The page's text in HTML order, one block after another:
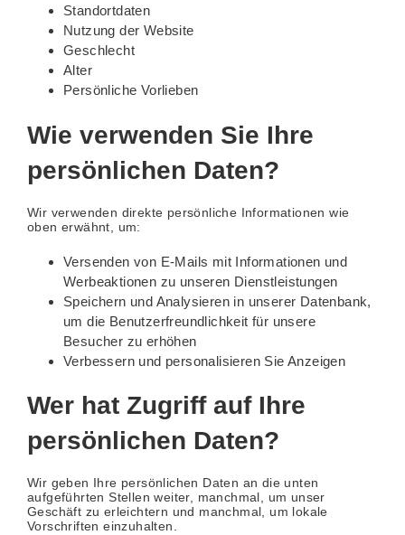
Standortdaten
Nutzung der Website
Geschlecht
Alter
Persönliche Vorlieben
Wie verwenden Sie Ihre
persönlichen Daten?
Wir verwenden direkte persönliche Informationen wie
oben erwähnt, um:
Versenden von E-Mails mit Informationen und
Werbeaktionen zu unseren Dienstleistungen
Speichern und Analysieren in unserer Datenbank,
um die Benutzerfreundlichkeit für unsere
Besucher zu erhöhen
Verbessern und personalisieren Sie Anzeigen
Wer hat Zugriff auf Ihre
persönlichen Daten?
Wir geben Ihre persönlichen Daten an die unten
aufgeführten Stellen weiter, manchmal, um unser
Geschäft zu erleichtern und manchmal, um lokale
Vorschriften einzuhalten.